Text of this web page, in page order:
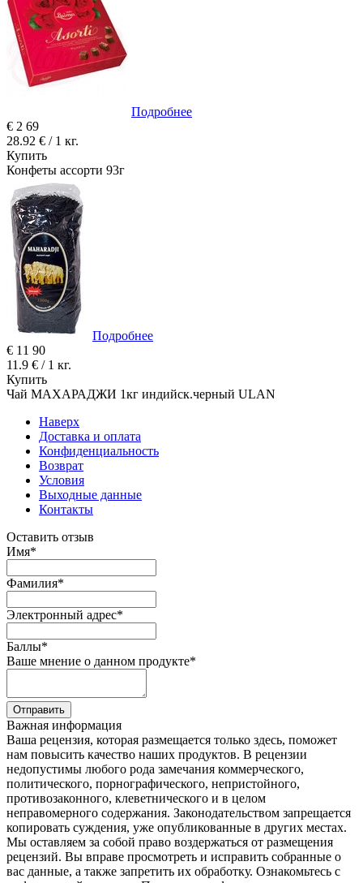
Подробнее
€ 2 69
28.92 € / 1 кг.
Купить
Конфеты ассорти 93г
Подробнее
€ 11 90
11.9 € / 1 кг.
Купить
Чай МАХАРАДЖИ 1кг индийск.черный ULAN
Наверх
Доставка и оплата
Конфиденциальность
Возврат
Условия
Выходные данные
Контакты
Оставить отзыв
Имя*
Фамилия*
Электронный адрес*
Баллы*
Ваше мнение о данном продукте*
Отправить
Важная информация
Ваша рецензия, которая размещается только здесь, поможет
нам повысить качество наших продуктов. В рецензии
недопустимы любого рода замечания коммерческого,
политического, порнографического, непристойного,
противозаконного, клеветнического и в целом
неправомерного содержания. Законодательством запрещается
копировать суждения, уже опубликованные в других местах.
Мы оставляем за собой право воздержаться от размещения
рецензий. Вы вправе просмотреть и исправить собранные о
вас данные, а также запретить их обработку. Ознакомьтесь с